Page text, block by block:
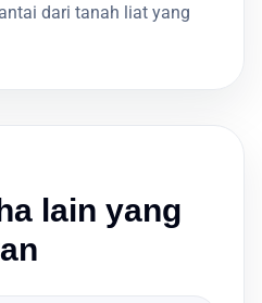
dari tanah liat yang
lain yang